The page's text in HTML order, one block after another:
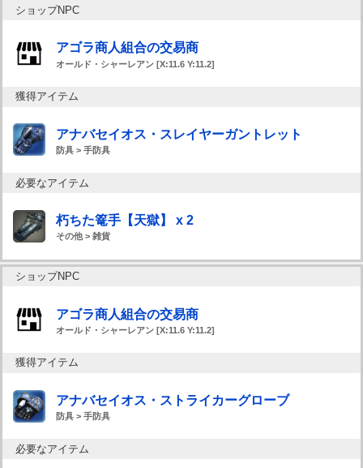
ショップNPC
アゴラ商人組合の交易商
オールド・シャーレアン [X:11.6 Y:11.2]
獲得アイテム
アナバセイオス・スレイヤーガントレット
防具 > 手防具
必要なアイテム
朽ちた篭手【天獄】 x 2
その他 > 雑貨
ショップNPC
アゴラ商人組合の交易商
オールド・シャーレアン [X:11.6 Y:11.2]
獲得アイテム
アナバセイオス・ストライカーグローブ
防具 > 手防具
必要なアイテム